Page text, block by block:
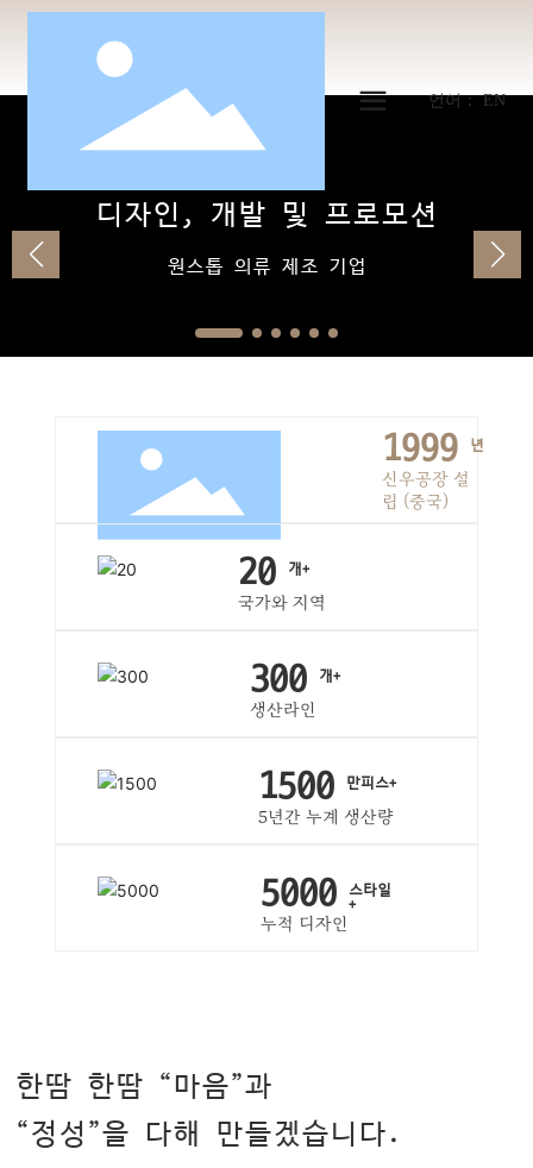
언어： EN
디자인, 개발 및 프로모션
원스톱 의류 제조 기업
1999 년
신우공장 설
립 (중국)
20 개+
국가와 지역
300 개+
생산라인
1500 만피스+
5년간 누계 생산량
5000
스타일
+
누적 디자인
한땀 한땀 “마음”과
“정성”을 다해 만들겠습니다.